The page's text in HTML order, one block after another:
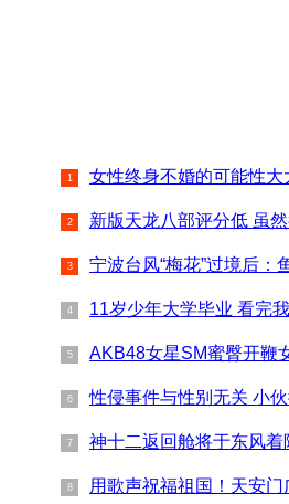
女性终身不婚的可能性大大增加
新版天龙八部评分低 虽
宁波台风“梅花”过境后：鱼儿游
11岁少年大学毕业 看完我觉
AKB48女星SM蜜臀开鞭女
性侵事件与性别无关 小伙
神十二返回舱将于东风着陆场着陆 神州十
用歌声祝福祖国！天安门广场